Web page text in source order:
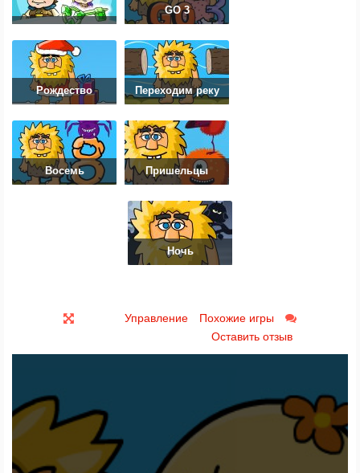
GO 3
Рождество Переходим реку
Восемь Пришельцы
Ночь
Управление
Похожие игры
Оставить отзыв